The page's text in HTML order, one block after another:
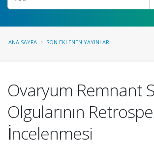
ANA SAYFA SON EKLENEN YAYINLAR
Ovaryum Remnant
Olgularının
İncelenmesi